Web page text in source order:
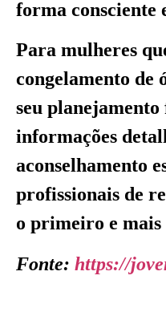
forma consciente
Para mulheres
congelamento de
seu
informações
aconselhamento
profissionais de
o primeiro e mais
Fonte: https://